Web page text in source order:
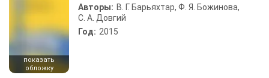
показать
обложку
Авторы: В. Г. Барьяхтар, Ф. Я. Божинова,
С. А. Довгий
Год: 2015